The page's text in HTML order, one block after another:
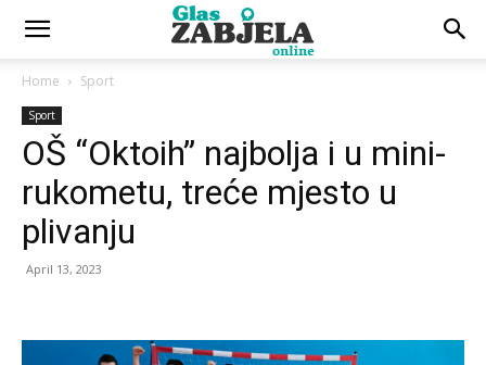
Home Sport
Sport
OŠ “Oktoih” najbolja i u mini-
rukometu, treće mjesto u
plivanju
April 13, 2023